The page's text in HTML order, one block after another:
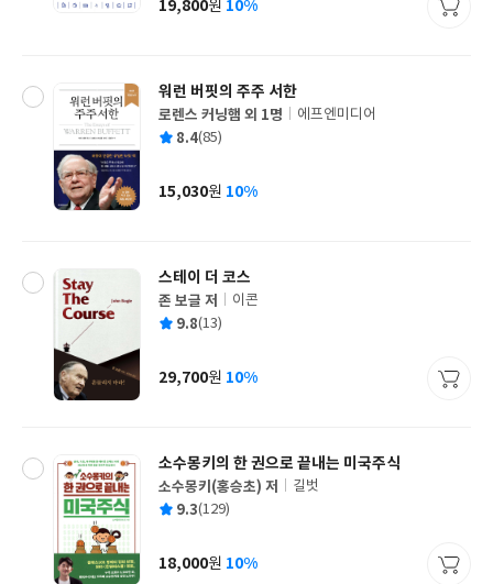
가
19,800원 10%
워런 버핏의 주주 서한
글
쓴
로렌스 커닝햄 외 1명
출
사
에프엔미디어
평 8.4(85)
가
15,030원 10%
스테이 더 코스
글
쓴
존 보글 저
출
사
이콘
평 9.8(13)
가
29,700원 10%
소수몽키의 한 권으로 끝내는 미국주식
글
쓴
소수몽키(홍승초) 저
출
사
길벗
평 9.3(129)
가
18,000원 10%